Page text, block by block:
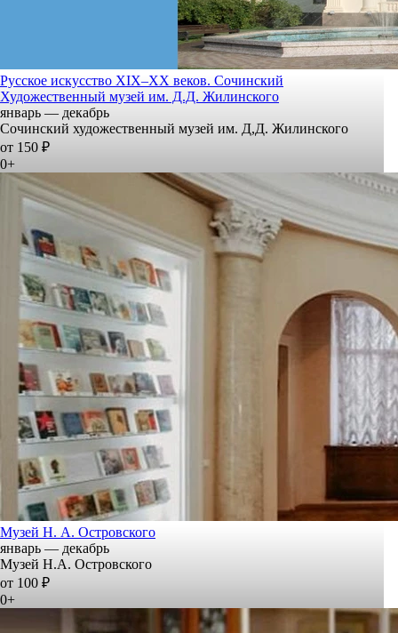
Русское искусство XIX–XX веков. Сочинский
Художественный музей им. Д.Д. Жилинского
январь — декабрь
Сочинский художественный музей им. Д,Д. Жилинского
от 150 ₽
0+
Музей Н. А. Островского
январь — декабрь
Музей Н.А. Островского
от 100 ₽
0+